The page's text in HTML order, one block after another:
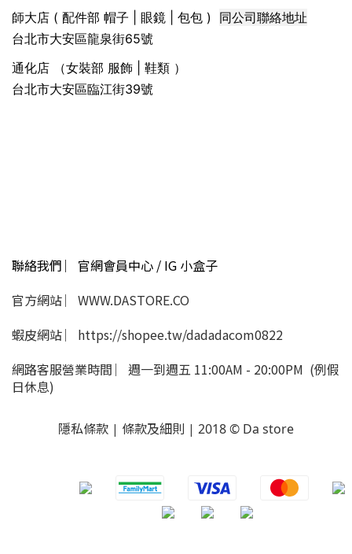
師大店 ( 配件部 帽子 | 眼鏡 | 包包 ) 同公司聯絡地址
台北市大安區龍泉街65號
通化店 （女裝部 服飾 | 鞋類 ）
台北市大安區臨江街39號
聯絡我們 ︳官網會員中心 / IG 小盒子
官方網站 ︳WWW.DASTORE.CO
蝦皮網站 ︳https://shopee.tw/dadadacom0822
網路客服營業時間 ︳週一到週五 11:00AM - 20:00PM (例假
日休息)
隱私條款 | 條款及細則 | 2018 © Da store